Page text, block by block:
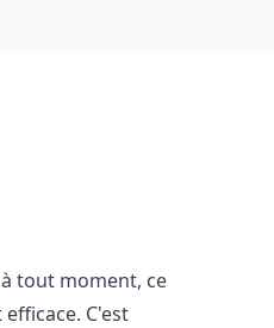
tout moment, ce
C'est